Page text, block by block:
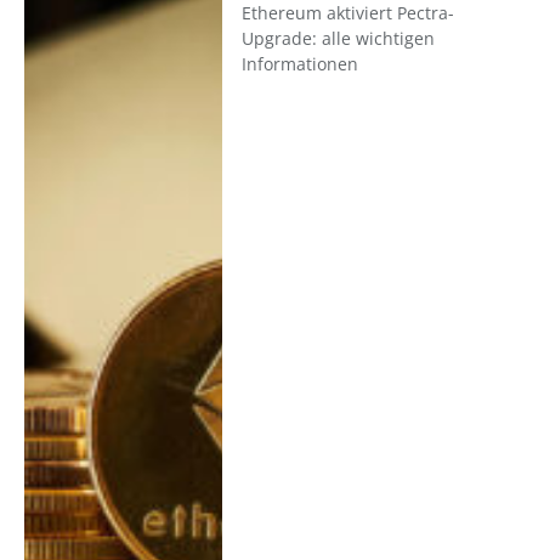
Ethereum aktiviert Pectra-
Upgrade: alle wichtigen
Informationen